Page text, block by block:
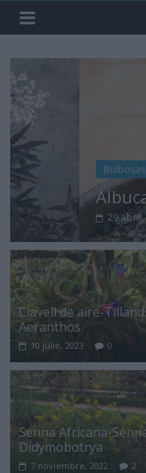
Bulbosas Cactus y
Albuca
29 abril, 2024
Clavell de aire-
Aeranthos
10 julio, 2023 0
Senna Africana-
Didymobotrya
7 noviembre, 2022 2